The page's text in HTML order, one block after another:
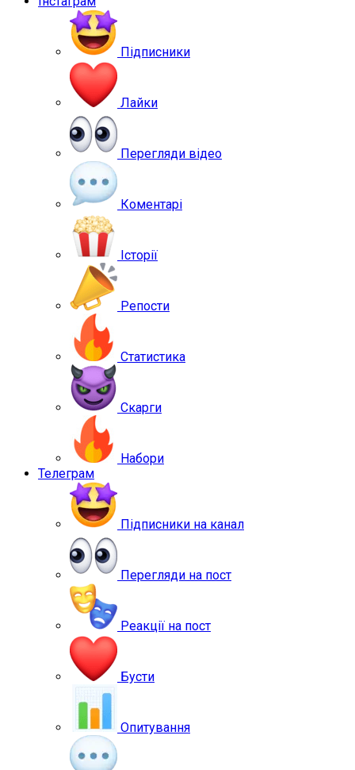
Підписники
Лайки
Перегляди відео
Коментарі
Історії
Репости
Статистика
Скарги
Набори
Телеграм
Підписники на канал
Перегляди на пост
Реакції на пост
Бусти
Опитування